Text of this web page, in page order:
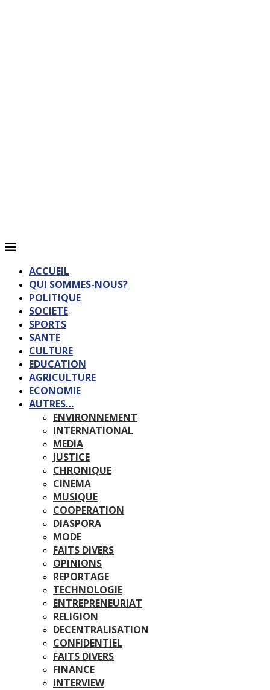
ACCUEIL
QUI SOMMES-NOUS?
POLITIQUE
SOCIETE
SPORTS
SANTE
CULTURE
EDUCATION
AGRICULTURE
ECONOMIE
AUTRES…
ENVIRONNEMENT
INTERNATIONAL
MEDIA
JUSTICE
CHRONIQUE
CINEMA
MUSIQUE
COOPERATION
DIASPORA
MODE
FAITS DIVERS
OPINIONS
REPORTAGE
TECHNOLOGIE
ENTREPRENEURIAT
RELIGION
DECENTRALISATION
CONFIDENTIEL
FAITS DIVERS
FINANCE
INTERVIEW